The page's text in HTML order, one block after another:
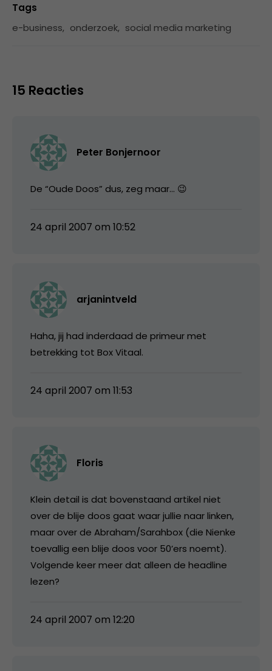
Tags
e-business, onderzoek, social media marketing
15 Reacties
Peter Bonjernoor
De “Oude Doos” dus, zeg maar… 😉
24 april 2007 om 10:52
arjanintveld
Haha, jij had inderdaad de primeur met
betrekking tot Box Vitaal.
24 april 2007 om 11:53
Floris
Klein detail is dat bovenstaand artikel niet
over de blije doos gaat waar jullie naar linken,
maar over de Abraham/Sarahbox (die Nienke
toevallig een blije doos voor 50’ers noemt).
Volgende keer meer dat alleen de headline
lezen?
24 april 2007 om 12:20